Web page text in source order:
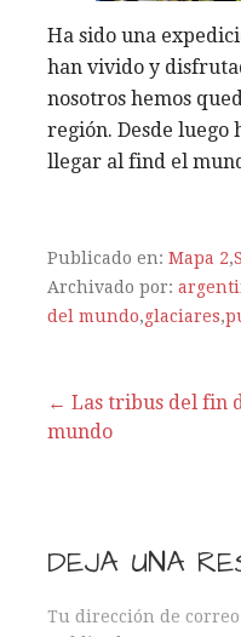
Ha sido una
han vivido y
nosotros hemos
región. Desde luego
llegar al find el
Publicado en: Mapa 2,
Archivado por:
del mundo,glaciares,
← Las tribus del fin
mundo
DEJA UNA
Tu dirección de